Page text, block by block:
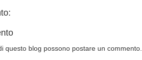
questo blog possono postare un commento.